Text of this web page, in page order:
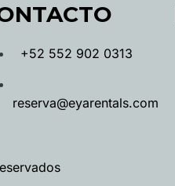
+52 552 902 0313
reserva@eyarentals.com